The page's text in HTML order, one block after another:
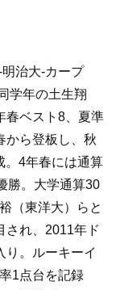
治大-カープ
学年の土生翔
春ベスト8、夏準
から登板し、秋
。4年春には通算
勝。大学通算30
（東洋大）らと
され、2011年ド
り。ルーキーイ
1点台を記録